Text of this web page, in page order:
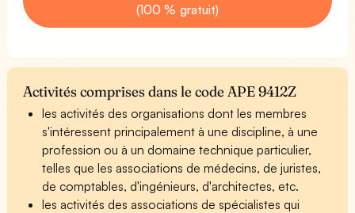
(100 % gratuit)
Activités comprises dans le code APE 9412Z
les activités des organisations dont les membres
s'intéressent principalement à une discipline, à une
profession ou à un domaine technique particulier,
telles que les associations de médecins, de juristes,
de comptables, d'ingénieurs, d'architectes, etc.
les activités des associations de spécialistes qui